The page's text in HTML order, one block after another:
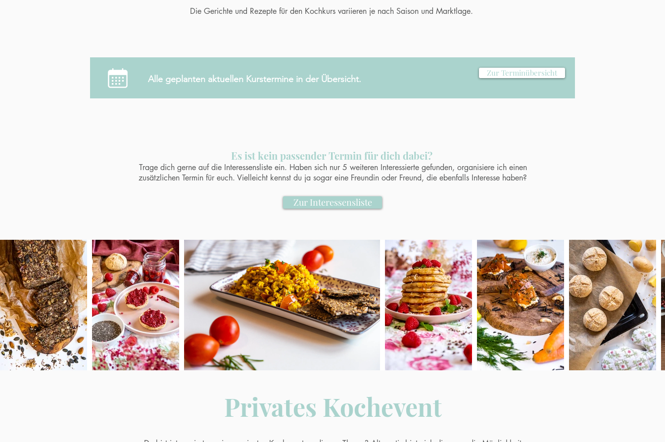
Die Gerichte und Rezepte für den Kochkurs variieren je nach Saison und Marktlage.
Alle geplanten aktuellen Kurstermine in der Übersicht.
Zur Terminübersicht
Es ist kein passender Termin für dich dabei?
Trage dich gerne auf die Interessensliste ein. Haben sich nur 5 weiteren Interessierte gefunden, organisiere ich einen
zusätzlichen Termin für euch. Vielleicht kennst du ja sogar eine Freundin oder Freund, die ebenfalls Interesse haben?
Zur Interessensliste
Privates Kochevent